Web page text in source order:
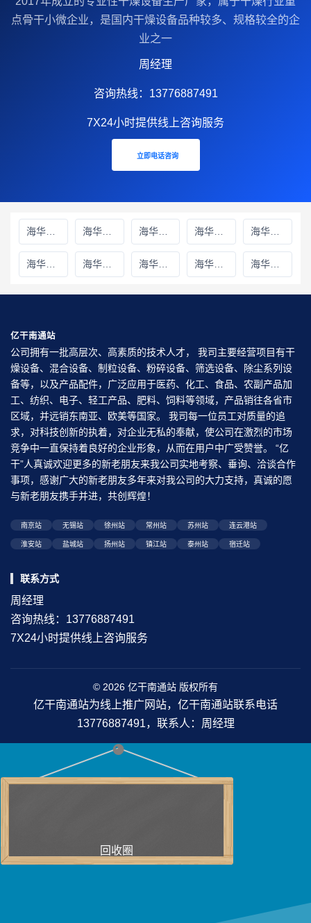
点骨干小微企业，是国内干燥设备品种较多、规格较全的企
业之一
周经理
咨询热线：13776887491
7X24小时提供线上咨询服务
立即电话咨询
海华财务雅安线上分站 海华财务绵阳线上分站 海华财务甘孜藏族自治州线上分站 海华财务巴中线上分站 海华财务阿坝藏族羌族自治州线上分站
海华财务成都线上分站 海华财务遂宁线上分站 海华财务广元线上分站 海华财务广安线上分站 海华财务德阳线上分站
亿干南通站
公司拥有一批高层次、高素质的技术人才， 我司主要经营项目有干
燥设备、混合设备、制粒设备、粉碎设备、筛选设备、除尘系列设
备等，以及产品配件，广泛应用于医药、化工、食品、农副产品加
工、纺织、电子、轻工产品、肥料、饲料等领域，产品销往各省市
区域，并远销东南亚、欧美等国家。 我司每一位员工对质量的追
求，对科技创新的执着，对企业无私的奉献，使公司在激烈的市场
竞争中一直保持着良好的企业形象，从而在用户中广受赞誉。 “亿
干”人真诚欢迎更多的新老朋友来我公司实地考察、垂询、洽谈合作
事项，感谢广大的新老朋友多年来对我公司的大力支持，真诚的愿
与新老朋友携手并进，共创辉煌！
南京站 无锡站 徐州站 常州站 苏州站 连云港站
淮安站 盐城站 扬州站 镇江站 泰州站 宿迁站
联系方式
周经理
咨询热线：13776887491
7X24小时提供线上咨询服务
© 2026 亿干南通站 版权所有
亿干南通站为线上推广网站，亿干南通站联系电话
13776887491，联系人：周经理
回收圈